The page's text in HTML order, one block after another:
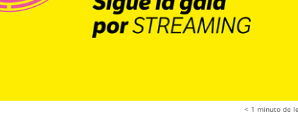
< 1 minuto de